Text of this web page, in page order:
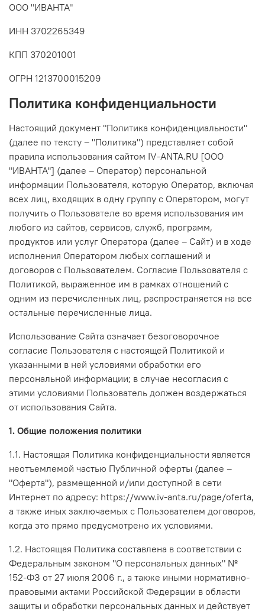
ООО "ИВАНТА"
ИНН 3702265349
КПП 370201001
ОГРН 1213700015209
Политика конфиденциальности
Настоящий документ "Политика конфиденциальности"
(далее по тексту – "Политика") представляет собой
правила использования сайтом IV-ANTA.RU [ООО
"ИВАНТА"] (далее – Оператор) персональной
информации Пользователя, которую Оператор, включая
всех лиц, входящих в одну группу с Оператором, могут
получить о Пользователе во время использования им
любого из сайтов, сервисов, служб, программ,
продуктов или услуг Оператора (далее – Сайт) и в ходе
исполнения Оператором любых соглашений и
договоров с Пользователем. Согласие Пользователя с
Политикой, выраженное им в рамках отношений с
одним из перечисленных лиц, распространяется на все
остальные перечисленные лица.
Использование Сайта означает безоговорочное
согласие Пользователя с настоящей Политикой и
указанными в ней условиями обработки его
персональной информации; в случае несогласия с
этими условиями Пользователь должен воздержаться
от использования Сайта.
1. Общие положения политики
1.1. Настоящая Политика конфиденциальности является
неотъемлемой частью Публичной оферты (далее –
"Оферта"), размещенной и/или доступной в сети
Интернет по адресу: https://www.iv-anta.ru/page/oferta,
а также иных заключаемых с Пользователем договоров,
когда это прямо предусмотрено их условиями.
1.2. Настоящая Политика составлена в соответствии с
Федеральным законом "О персональных данных" №
152-ФЗ от 27 июля 2006 г., а также иными нормативно-
правовыми актами Российской Федерации в области
защиты и обработки персональных данных и действует